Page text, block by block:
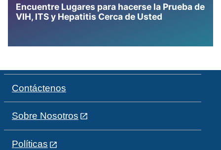
Encuentre Lugares para hacerse la Prueba de
VIH, ITS y Hepatitis Cerca de Usted
Contáctenos
Sobre Nosotros
Políticas